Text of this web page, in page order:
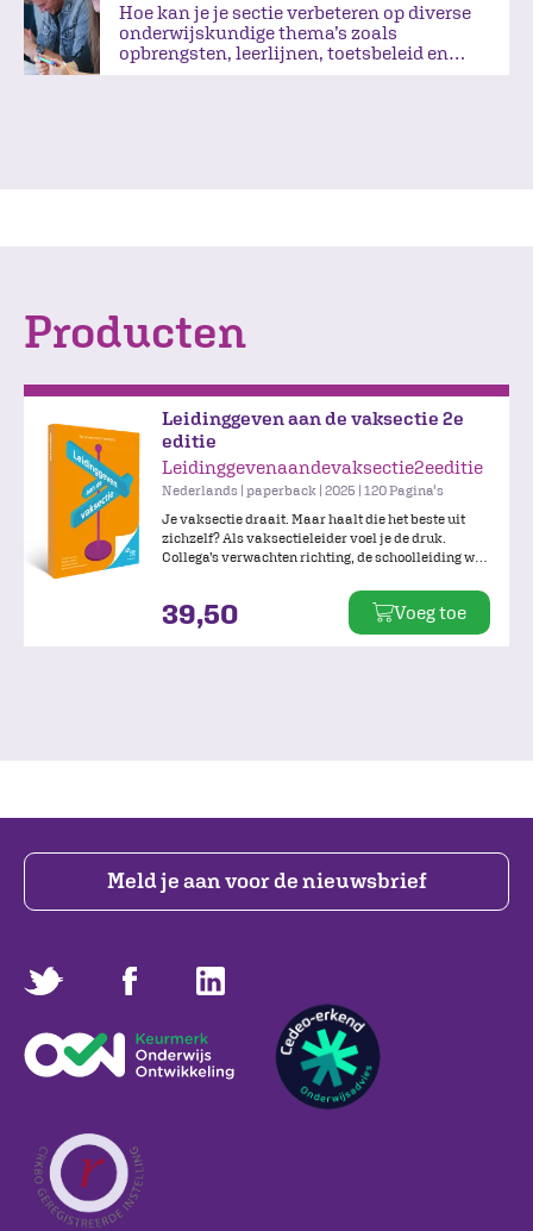
Hoe kan je je sectie verbeteren op diverse
onderwijskundige thema’s zoals
opbrengsten, leerlijnen, toetsbeleid en
Producten
Leidinggeven aan de vaksectie 2e
editie
Leidinggevenaandevaksectie2eeditie
Nederlands | paperback | 2025 | 120 Pagina's
Je vaksectie draait. Maar haalt die het beste uit
zichzelf? Als vaksectieleider voel je de druk.
Collega’s verwachten richting, de schoolleiding wil
teamdynamiek en beleid. Hoe zet je je vaksectie in
beweging? De herziene editie van Leidinggeven aan
de vaksectie biedt wat je nodig hebt: actuele
39,50 Voeg toe
Meld je aan voor de nieuwsbrief